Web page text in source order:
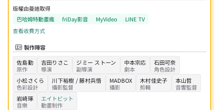
版權由曼迪取得
巴哈姆特動畫瘋
friDay影音 MyVideo
LINE TV
查看收費方式
製作陣容
佐島勤
原作
吉田りさこ
導演
ジミー ストーン
副導演
中本宗応
劇本
石田可奈
角色設計
小松さくら
色彩設計
川下裕樹 / 藤村兵悟
攝影監督
MADBOX
攝影
木村佳史子
剪輯
本山哲
音響監督
岩崎琢
音樂
エイトビット
動畫制作